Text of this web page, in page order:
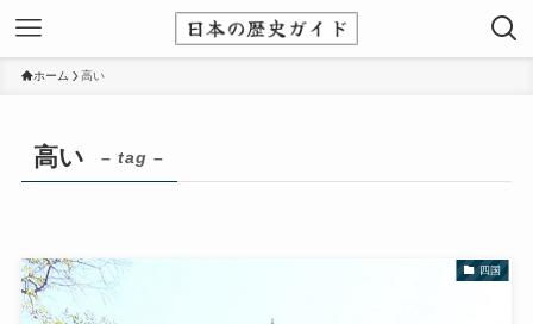
ホーム 高い
高い – tag –
四国